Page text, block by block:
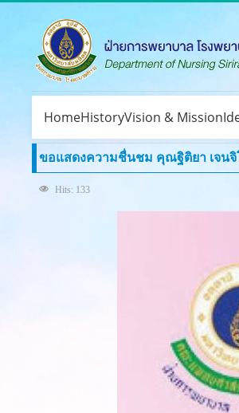
HomeHistoryVision & Mission
ขอแสดงความชื่นชม คุณฐิติยา เจน
Hits: 133